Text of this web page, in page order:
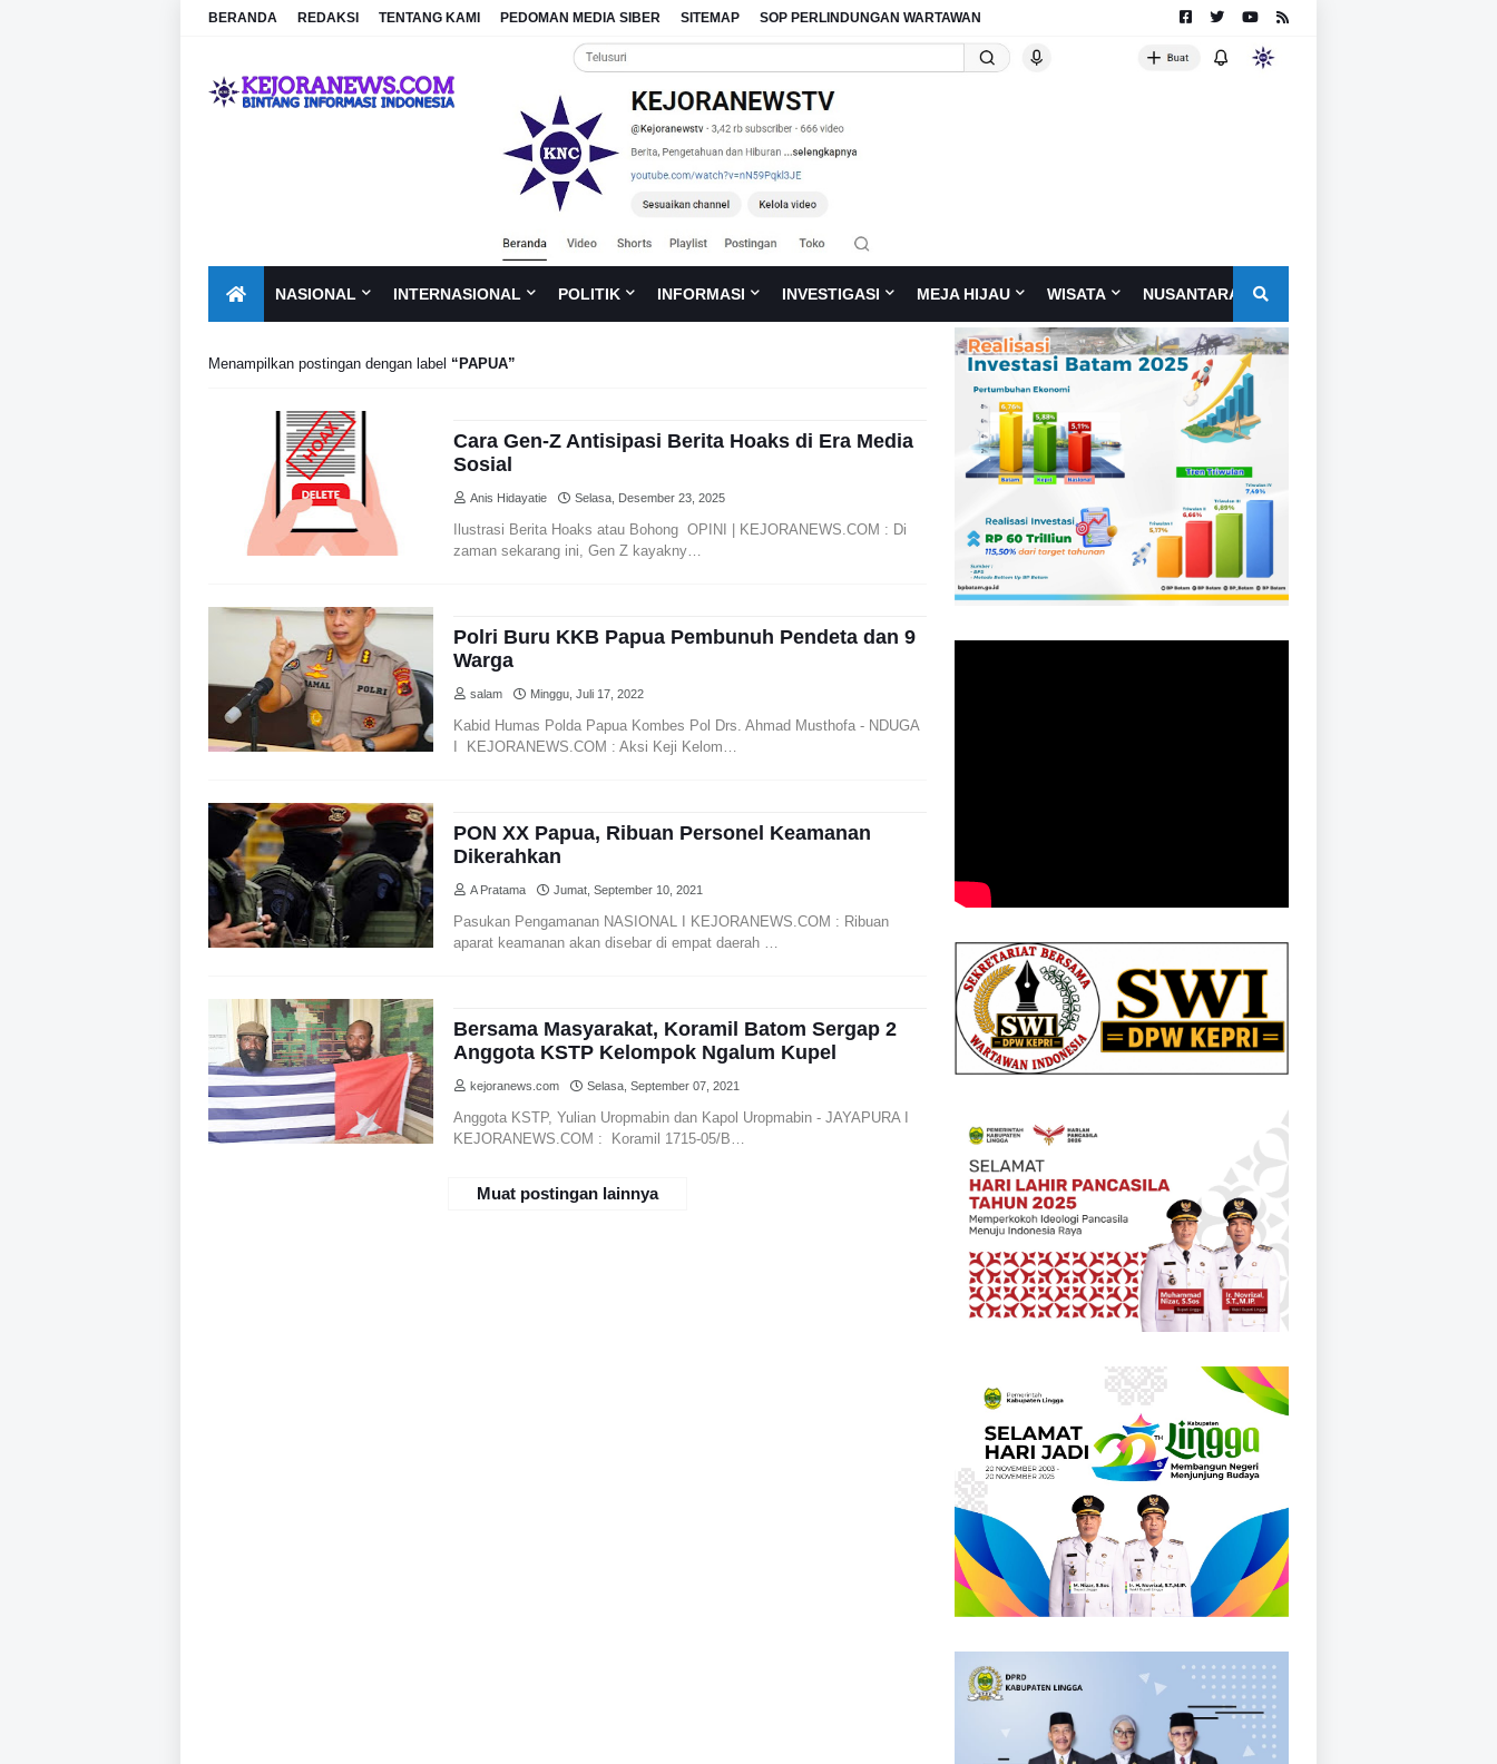
BERANDA REDAKSI TENTANG KAMI PEDOMAN MEDIA SIBER SITEMAP SOP PERLINDUNGAN WARTAWAN
NASIONAL INTERNASIONAL POLITIK INFORMASI INVESTIGASI MEJA HIJAU WISATA NUSANTARA
Menampilkan postingan dengan label PAPUA
Cara Gen-Z Antisipasi Berita Hoaks di Era Media
Sosial
Anis Hidayatie Selasa, Desember 23, 2025
Ilustrasi Berita Hoaks atau Bohong OPINI | KEJORANEWS.COM : Di
zaman sekarang ini, Gen Z kayakny…
Polri Buru KKB Papua Pembunuh Pendeta dan 9
Warga
salam Minggu, Juli 17, 2022
Kabid Humas Polda Papua Kombes Pol Drs. Ahmad Musthofa - NDUGA
I KEJORANEWS.COM : Aksi Keji Kelom…
PON XX Papua, Ribuan Personel Keamanan
Dikerahkan
A Pratama Jumat, September 10, 2021
Pasukan Pengamanan NASIONAL I KEJORANEWS.COM : Ribuan
aparat keamanan akan disebar di empat daerah …
Bersama Masyarakat, Koramil Batom Sergap 2
Anggota KSTP Kelompok Ngalum Kupel
kejoranews.com Selasa, September 07, 2021
Anggota KSTP, Yulian Uropmabin dan Kapol Uropmabin - JAYAPURA I
KEJORANEWS.COM : Koramil 1715-05/B…
Muat postingan lainnya